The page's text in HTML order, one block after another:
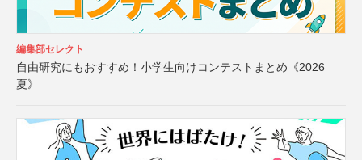
編集部セレクト
自由研究にもおすすめ！小学生向けコンテストまとめ《2026
夏》